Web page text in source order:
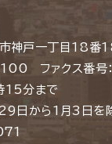
戸一丁目18番
ファクス番
15分まで
29日から1月3日を除